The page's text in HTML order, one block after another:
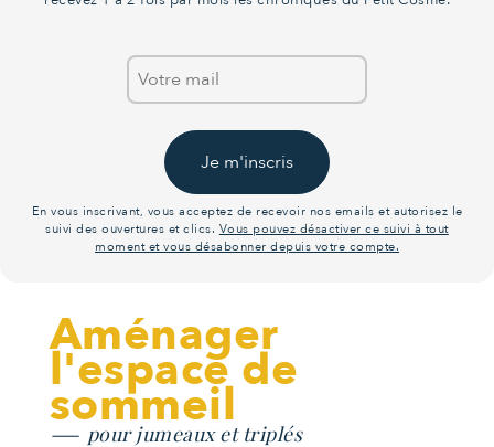
Je m'inscris
En vous inscrivant, vous acceptez de recevoir nos emails et autorisez le
suivi des ouvertures et clics. Vous pouvez désactiver ce suivi à tout
moment et vous désabonner depuis votre compte.
Aménager
l'espace de
sommeil
pour jumeaux et triplés